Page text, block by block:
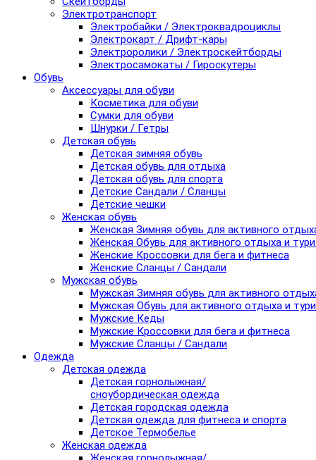
Электротранспорт
Электробайки / Электроквадроциклы
Электрокарт / Дрифт-кары
Электроролики / Электроскейтборды
Электросамокаты / Гироскутеры
Обувь
Аксессуары для обуви
Косметика для обуви
Сумки для обуви
Шнурки / Гетры
Детская обувь
Детская зимняя обувь
Детская обувь для отдыха
Детская обувь для спорта
Детские Сандали / Сланцы
Детские чешки
Женская обувь
Женская Зимняя обувь для активного
Женская Обувь для активного отдыха и
Женские Кроссовки для бега и фитнеса
Женские Сланцы / Сандали
Мужская обувь
Мужская Зимняя обувь для активного
Мужская Обувь для активного отдыха и
Мужские Кеды
Мужские Кроссовки для бега и фитнеса
Мужские Сланцы / Сандали
Одежда
Детская одежда
Детская горнолыжная/
сноубордическая одежда
Детская городская одежда
Детская одежда для фитнеса и спорта
Детское Термобелье
Женская одежда